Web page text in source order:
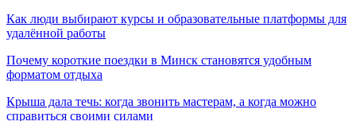
Как люди выбирают курсы и образовательные платформы для
удалённой работы
Почему короткие поездки в Минск становятся удобным
форматом отдыха
Крыша дала течь: когда звонить мастерам, а когда можно
справиться своими силами